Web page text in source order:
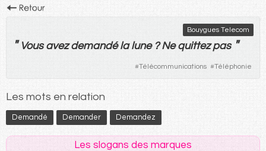
Bouygues Telecom
" Vous avez demandé la lune?Ne quittez pas "
#Télécommunications #Téléphonie
Les mots en relation
Demandé Demander Demandez
Les slogans des marques